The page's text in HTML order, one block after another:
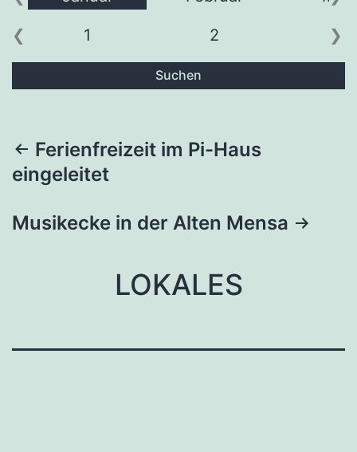
1 2 3
Suchen
Beitragsnavigation
Ferienfreizeit im Pi-Haus
eingeleitet
Musikecke in der Alten Mensa
LOKALES